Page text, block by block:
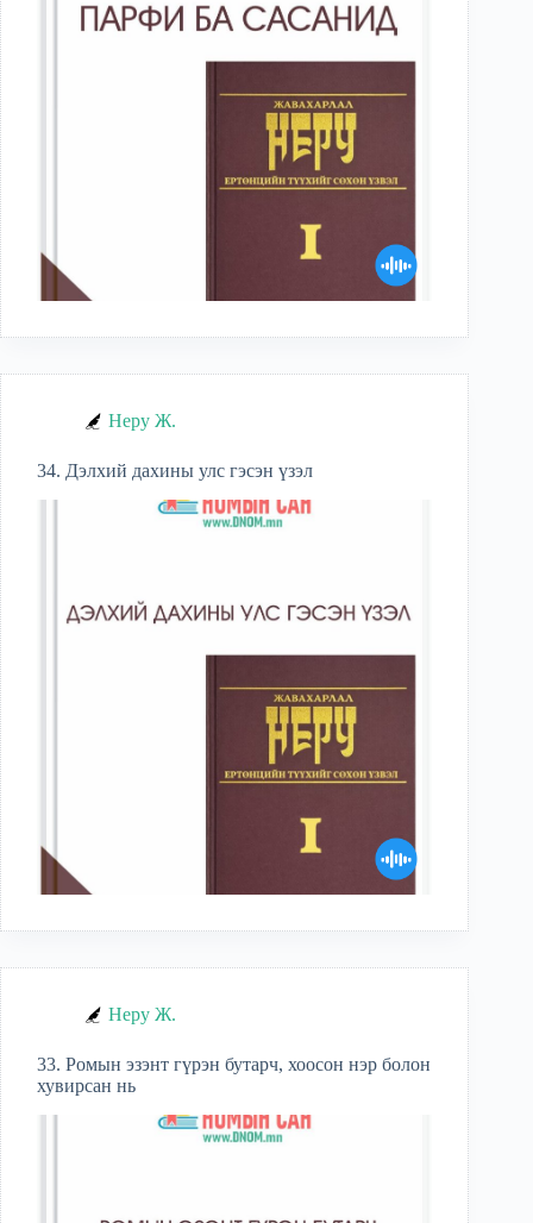
Неру Ж.
34. Дэлхий дахины улс гэсэн үзэл
Неру Ж.
33. Ромын эзэнт гүрэн бутарч, хоосон нэр болон
хувирсан нь